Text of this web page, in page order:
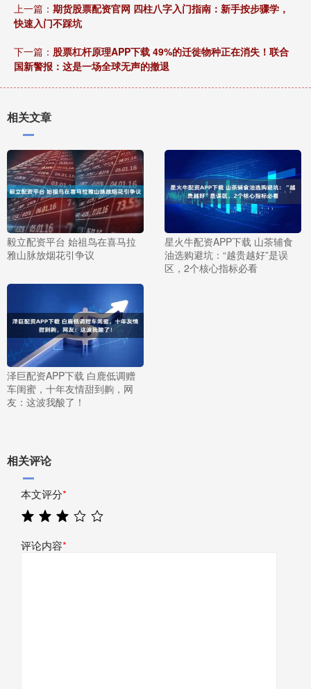
上一篇： 期货股票配资官网 四柱八字入门指南：新手按步骤学，
快速入门不踩坑
下一篇： 股票杠杆原理APP下载 49%的迁徙物种正在消失！联合
国新警报：这是一场全球无声的撤退
相关文章
毅立配资平台 始祖鸟在喜马拉
雅山脉放烟花引争议
星火牛配资APP下载 山茶辅食
油选购避坑：“越贵越好”是误
区，2个核心指标必看
泽巨配资APP下载 白鹿低调赠
车闺蜜，十年友情甜到齁，网
友：这波我酸了！
相关评论
本文评分*
评论内容*